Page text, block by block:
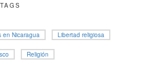
TAGS
en Nicaragua Libertad religiosa
Religión